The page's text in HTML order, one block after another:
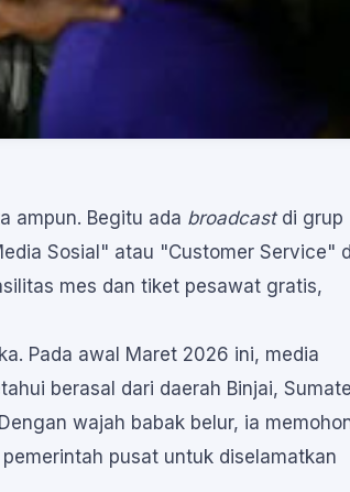
ampun. Begitu ada broadcastdi grup
Sosial" atau "Customer Service"
mes dan tiket pesawat gratis,
Pada awal Maret 2026 ini, media
berasal dari daerah Binjai,
wajah babak belur, ia
pusat untuk diselamatkan